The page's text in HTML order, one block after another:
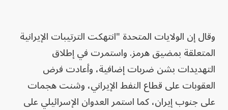
وقال إن الولايات المتحدة "انتهكت الترتيبات الإيرانية
المتعلقة بمضيق هرمز. واستمرت في إطلاق
التهديدات بشن ضربات إضافية، وأعادت فرض
العقوبات على قطاع النفط الإيراني، وشنت هجمات
على جنوب إيران، كما استمر العدوان الإسرائيلي على